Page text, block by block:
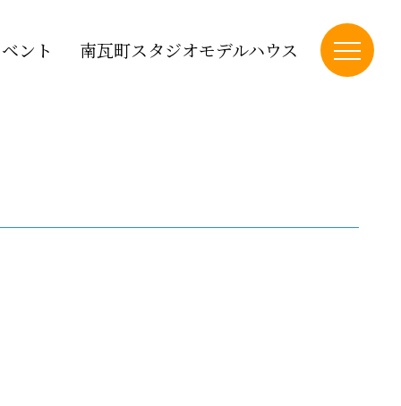
ント 南瓦町スタジオモデルハウス